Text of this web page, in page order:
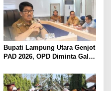
Bupati Lampung Utara Genjot
PAD 2026, OPD Diminta Gali
hingga Optimalkan PBB-P2